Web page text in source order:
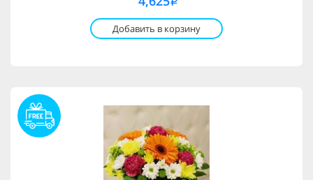
Добавить в корзину